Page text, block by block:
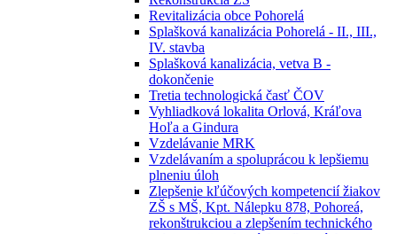
Revitalizácia obce Pohorelá
Splašková kanalizácia Pohorelá - II., III.,
IV. stavba
Splašková kanalizácia, vetva B -
dokončenie
Tretia technologická časť ČOV
Vyhliadková lokalita Orlová, Kráľova
Hoľa a Gindura
Vzdelávanie MRK
Vzdelávaním a spoluprácou k lepšiemu
plneniu úloh
Zlepšenie kľúčových kompetencií žiakov
ZŠ s MŠ, Kpt. Nálepku 878, Pohoreá,
rekonštrukciou a zlepšením technického